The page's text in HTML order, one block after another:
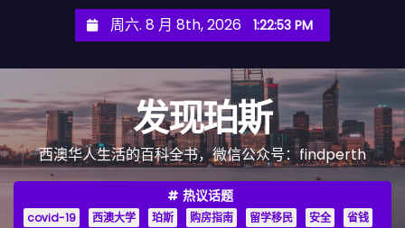
周六. 8 月 8th, 2026 1:22:54 PM
发现珀斯
西澳华人生活的百科全书，微信公众号：findperth
热议话题
covid-19 西澳大学 珀斯 购房指南 留学移民 安全 省钱